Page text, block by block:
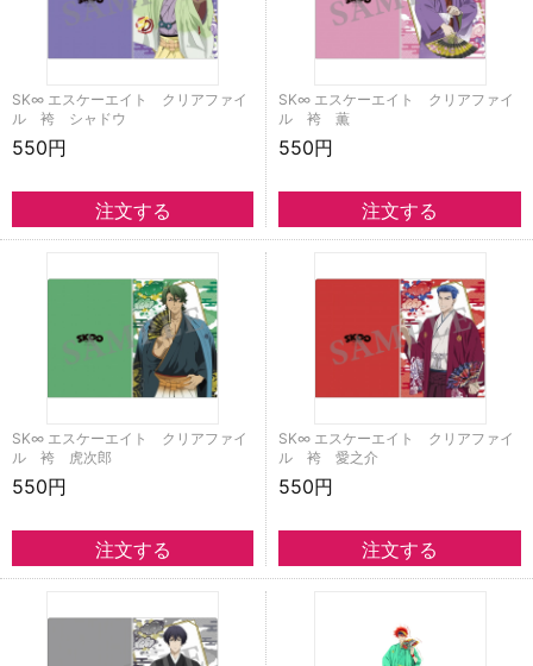
SK∞ エスケーエイト クリアファイ
ル 袴 シャドウ
550円
SK∞ エスケーエイト クリアファイ
ル 袴 薫
550円
SK∞ エスケーエイト クリアファイ
ル 袴 虎次郎
550円
SK∞ エスケーエイト クリアファイ
ル 袴 愛之介
550円